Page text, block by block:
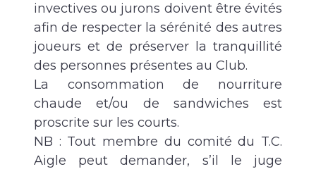
invectives ou jurons doivent être évités
afin de respecter la sérénité des autres
joueurs et de préserver la tranquillité
des personnes présentes au Club.
La consommation de nourriture
chaude et/ou de sandwiches est
proscrite sur les courts.
NB : Tout membre du comité du T.C.
Aigle peut demander, s’il le juge